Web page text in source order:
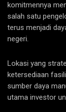
komitmennya
salah satu
terus menjadi
negeri.
Lokasi yang
ketersediaan
sumber daya
utama investor